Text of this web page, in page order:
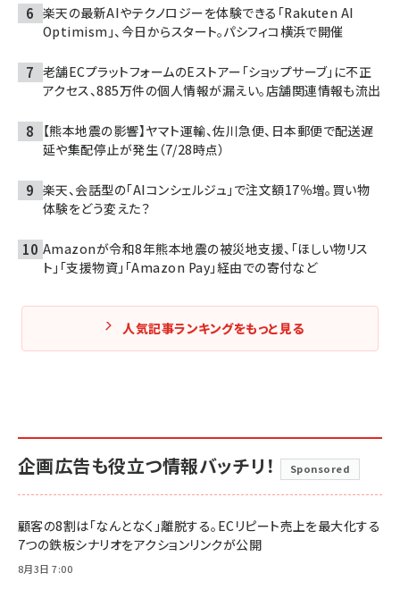
楽天の最新AIやテクノロジーを体験できる「Rakuten AI
Optimism」、今日からスタート。パシフィコ横浜で開催
老舗ECプラットフォームのEストアー「ショップサーブ」に不正
アクセス、885万件の個人情報が漏えい。店舗関連情報も流出
【熊本地震の影響】ヤマト運輸、佐川急便、日本郵便で配送遅
延や集配停止が発生（7/28時点）
楽天、会話型の「AIコンシェルジュ」で注文額17％増。買い物
体験をどう変えた？
Amazonが令和8年熊本地震の被災地支援、「ほしい物リス
ト」「支援物資」「Amazon Pay」経由での寄付など
人気記事ランキングをもっと見る
企画広告も役立つ情報バッチリ！ Sponsored
顧客の8割は「なんとなく」離脱する。ECリピート売上を最大化する
7つの鉄板シナリオをアクションリンクが公開
8月3日 7:00